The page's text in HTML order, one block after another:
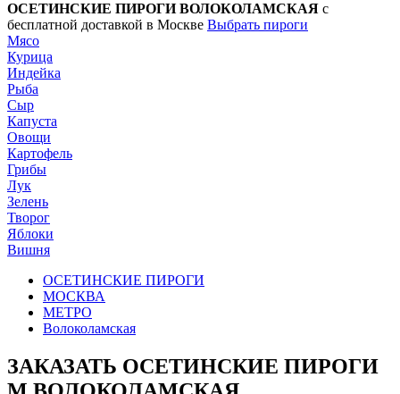
ОСЕТИНСКИЕ ПИРОГИ ВОЛОКОЛАМСКАЯ с
бесплатной доставкой в Москве Выбрать пироги
Мясо
Курица
Индейка
Рыба
Сыр
Капуста
Овощи
Картофель
Грибы
Лук
Зелень
Творог
Яблоки
Вишня
ОСЕТИНСКИЕ ПИРОГИ
МОСКВА
МЕТРО
Волоколамская
ЗАКАЗАТЬ ОСЕТИНСКИЕ ПИРОГИ